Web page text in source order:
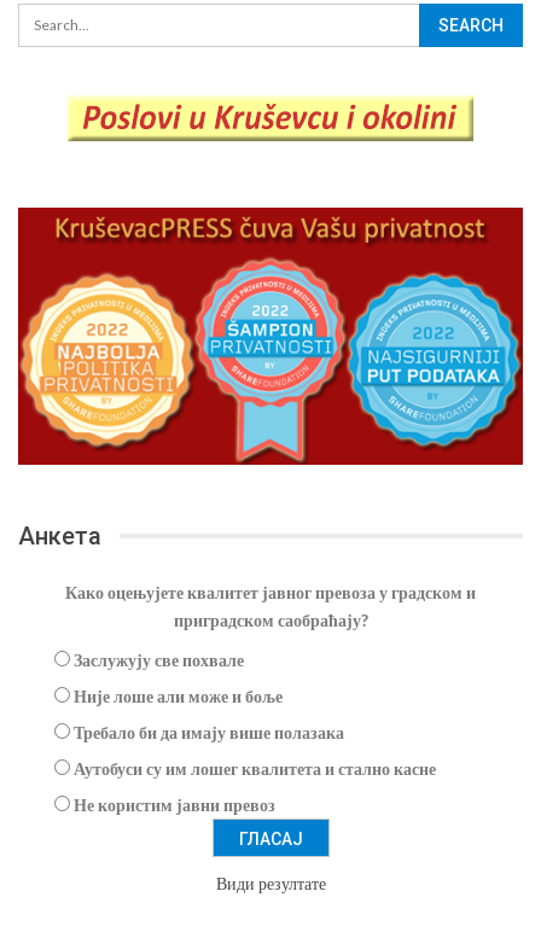
Анкета
Како оцењујете квалитет јавног превоза у градском и
приградском саобраћају?
Заслужују све похвале
Није лоше али може и боље
Требало би да имају више полазака
Аутобуси су им лошег квалитета и стално касне
Не користим јавни превоз
Види резултате